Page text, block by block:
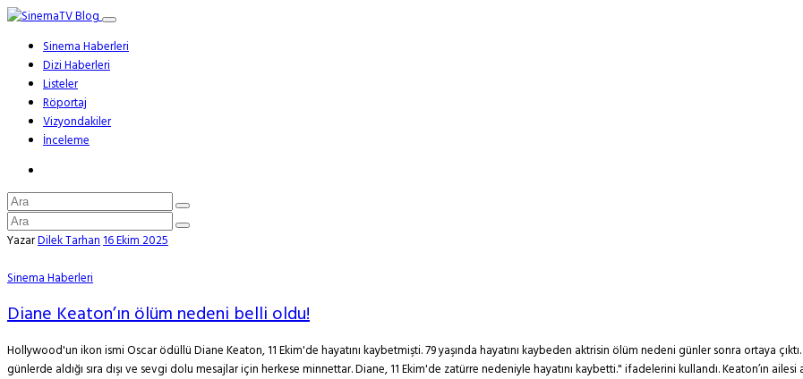
Sinema Haberleri
Dizi Haberleri
Listeler
Röportaj
Vizyondakiler
İnceleme
YazarDilek Tarhan16 Ekim 2025
Sinema Haberleri
Diane Keaton’ın ölüm nedeni belli oldu!
Hollywood'un ikon ismi Oscar ödüllü Diane Keaton, 11 Ekim'de hayatını kaybetmişti. 79 yaşında hayatını kaybeden aktrisin ölüm nedeni günler sonra ortaya
günlerde aldığı sıra dışı ve sevgi dolu mesajlar için herkese minnettar. Diane, 11 Ekim'de zatürre nedeniyle hayatını kaybetti." ifadelerini kullandı. Keaton’ın